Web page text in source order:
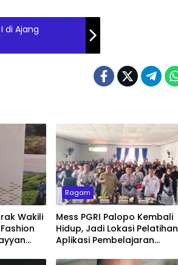
di Ajang
Wakili
Ragam
Mess PGRI Palopo Kembali
Hidup, Jadi Lokasi Pelatihan
Aplikasi Pembelajaran